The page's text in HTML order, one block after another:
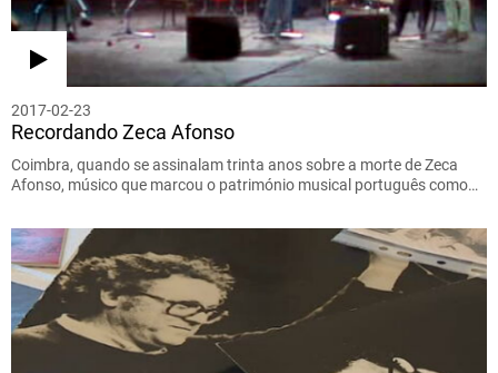
2017-02-23
Recordando Zeca Afonso
Coimbra, quando se assinalam trinta anos sobre a morte de Zeca
Afonso, músico que marcou o património musical português como…